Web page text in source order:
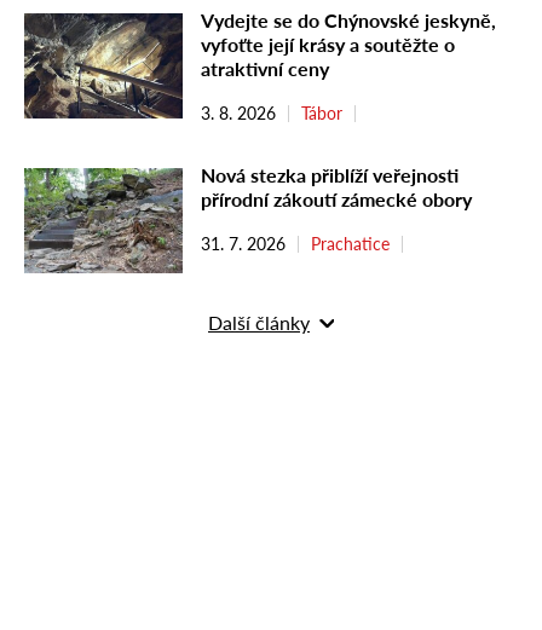
Vydejte se do Chýnovské jeskyně,
vyfoťte její krásy a soutěžte o
atraktivní ceny
3. 8. 2026 Tábor
Nová stezka přiblíží veřejnosti
přírodní zákoutí zámecké obory
31. 7. 2026 Prachatice
Další články